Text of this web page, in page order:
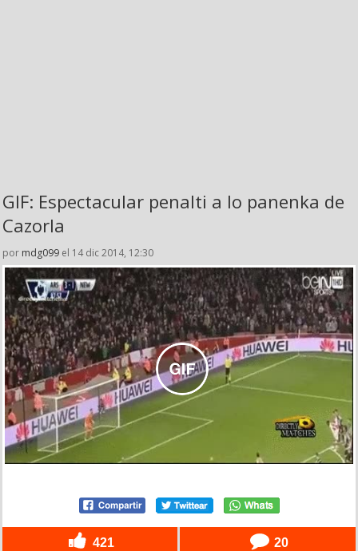
GIF: Espectacular penalti a lo panenka de
Cazorla
por mdg099 el 14 dic 2014, 12:30
421 20